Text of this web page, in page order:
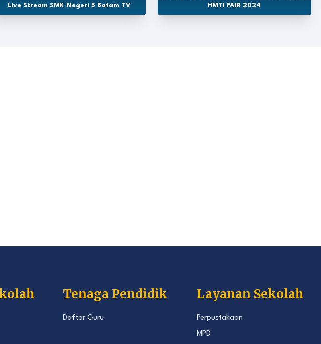
Live Stream SMK Negeri 5 Batam TV
HMTI FAIR 2024
Tenaga Pendidik
Daftar Guru
Layanan Sekolah
Perpustakaan
MPD